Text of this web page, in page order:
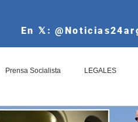
En 𝕏:
Prensa Socialista LEGALES
Irán Ataque de Javier Milei al